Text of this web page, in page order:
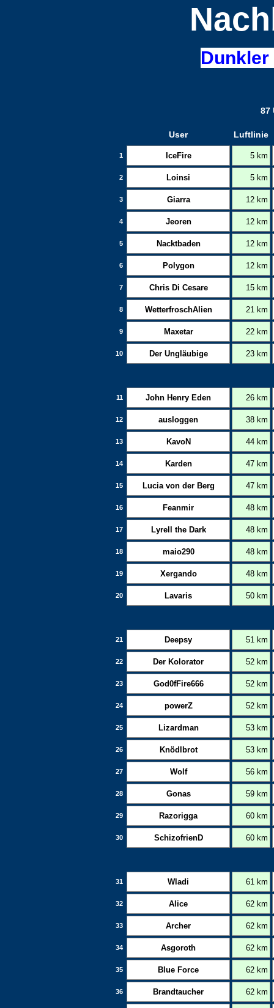
87
User Luftlinie
1 IceFire 5 km
2 Loinsi 5 km
3 Giarra 12 km
4 Jeoren 12 km
5 Nacktbaden 12 km
6 Polygon 12 km
7 Chris Di Cesare 15 km
8 WetterfroschAlien 21 km
9 Maxetar 22 km
10 Der Ungläubige 23 km
11 John Henry Eden 26 km
12 ausloggen 38 km
13 KavoN 44 km
14 Karden 47 km
15 Lucia von der Berg 47 km
16 Feanmir 48 km
17 Lyrell the Dark 48 km
18 maio290 48 km
19 Xergando 48 km
20 Lavaris 50 km
21 Deepsy 51 km
22 Der Kolorator 52 km
23 God0fFire666 52 km
24 powerZ 52 km
25 Lizardman 53 km
26 Knödlbrot 53 km
27 Wolf 56 km
28 Gonas 59 km
29 Razorigga 60 km
30 SchizofrienD 60 km
31 Wladi 61 km
32 Alice 62 km
33 Archer 62 km
34 Asgoroth 62 km
35 Blue Force 62 km
36 Brandtaucher 62 km